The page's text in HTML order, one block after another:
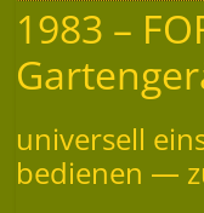
1983 –
universell
bedienen —